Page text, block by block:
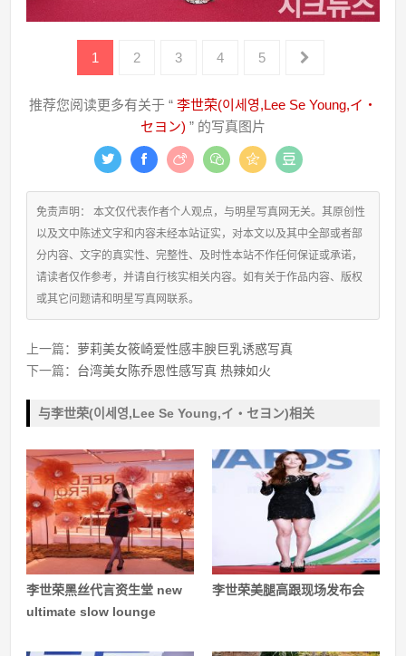
1 2 3 4 5
推荐您阅读更多有关于 “ 李世荣(이세영,Lee Se Young,イ・
セヨン) ” 的写真图片
免责声明： 本文仅代表作者个人观点，与明星写真网无关。其原创性
以及文中陈述文字和内容未经本站证实，对本文以及其中全部或者部
分内容、文字的真实性、完整性、及时性本站不作任何保证或承诺，
请读者仅作参考，并请自行核实相关内容。如有关于作品内容、版权
或其它问题请和明星写真网联系。
上一篇： 萝莉美女筱崎爱性感丰腴巨乳诱惑写真
下一篇： 台湾美女陈乔恩性感写真 热辣如火
与李世荣(이세영,Lee Se Young,イ・セヨン)相关
李世荣黑丝代言资生堂 new
ultimate slow lounge
李世荣美腿高跟现场发布会